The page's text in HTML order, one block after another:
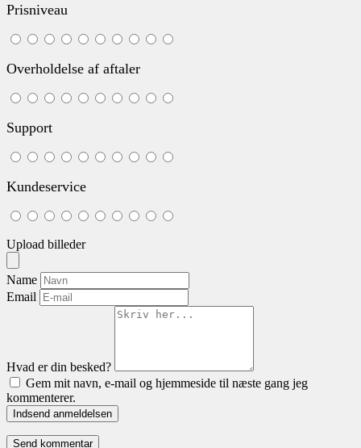
Prisniveau
Overholdelse af aftaler
Support
Kundeservice
Upload billeder
Name
Email
Hvad er din besked?
Gem mit navn, e-mail og hjemmeside til næste gang jeg
kommenterer.
Indsend anmeldelsen